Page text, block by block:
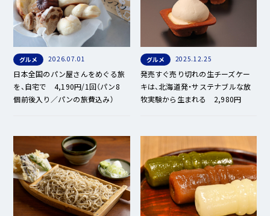
グルメ 2026.07.01
日本全国のパン屋さんをめぐる旅
を、自宅で 4,190円/1回（パン8
個前後入り／パンの旅費込み）
グルメ 2025.12.25
発売すぐ売り切れの生チーズケー
キは、北海道発・サステナブルな放
牧実験から生まれる 2,980円